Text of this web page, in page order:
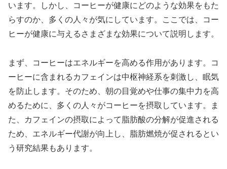
います。しかし、コーヒーが健康にどのような効果をもた
らすのか、多くの人々が気にしています。ここでは、コー
ヒーが健康に与えるさまざまな効果について説明します。
まず、コーヒーはエネルギーを高める作用があります。コ
ーヒーに含まれるカフェインは中枢神経系を刺激し、眠気
を防止します。そのため、朝の目覚めや仕事の集中力を高
めるために、多くの人々がコーヒーを摂取しています。ま
た、カフェインの摂取によって脂肪酸の分解が促進される
ため、エネルギー代謝が向上し、脂肪燃焼が促されるとい
う研究結果もあります。